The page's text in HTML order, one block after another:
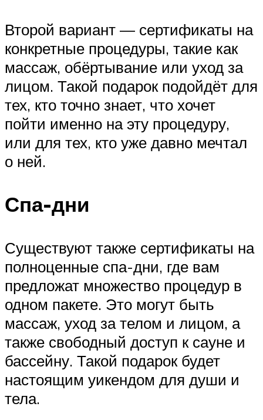
Второй вариант — сертификаты на
конкретные процедуры, такие как
массаж, обёртывание или уход за
лицом. Такой подарок подойдёт для
тех, кто точно знает, что хочет
пойти именно на эту процедуру,
или для тех, кто уже давно мечтал
о ней.
Спа-дни
Существуют также сертификаты на
полноценные спа-дни, где вам
предложат множество процедур в
одном пакете. Это могут быть
массаж, уход за телом и лицом, а
также свободный доступ к сауне и
бассейну. Такой подарок будет
настоящим уикендом для души и
тела.